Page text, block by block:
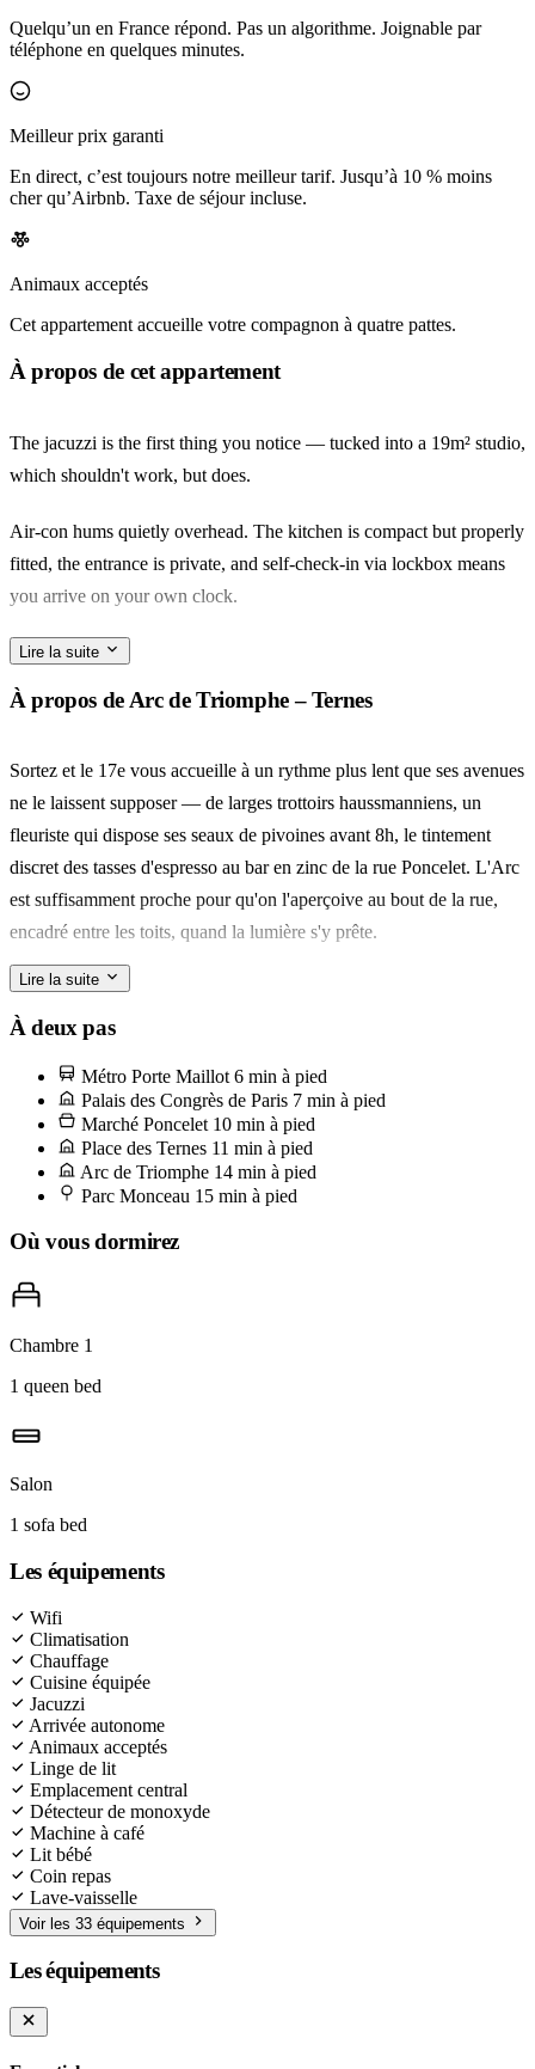
Quelqu’un en France répond. Pas un algorithme. Joignable par
téléphone en quelques minutes.
Meilleur prix garanti
En direct, c’est toujours notre meilleur tarif. Jusqu’à 10 % moins
cher qu’Airbnb. Taxe de séjour incluse.
Animaux acceptés
Cet appartement accueille votre compagnon à quatre pattes.
À propos de cet appartement
The jacuzzi is the first thing you notice — tucked into a 19m² studio,
which shouldn't work, but does.
Air-con hums quietly overhead. The kitchen is compact but properly
fitted, the entrance is private, and self-check-in via lockbox means
you arrive on your own clock.
Ternes sits just behind the Arc de Triomphe, quieter than the
Champs but still Haussmannian. Walk five minutes to Rue Poncelet,
where the morning marché stalls spill onto the pavement and the
For a couple, or a small family with a little one (there's a travel cot
for under-threes), this is a slow-Paris base. Ten minutes on foot to
the Arc, and a jacuzzi to come home to.
Lire la suite
À propos de Arc de Triomphe – Ternes
Sortez et le 17e vous accueille à un rythme plus lent que ses avenues
ne le laissent supposer — de larges trottoirs haussmanniens, un
fleuriste qui dispose ses seaux de pivoines avant 8h, le tintement
discret des tasses d'espresso au bar en zinc de la rue Poncelet. L'Arc
est suffisamment proche pour qu'on l'aperçoive au bout de la rue,
encadré entre les toits, quand la lumière s'y prête.
Cinq minutes à pied mènent au Marché Poncelet, l'artère piétonne
où le quartier fait ses courses chaque matin sauf le lundi. Arrêtez-
Comté affiné 24 mois et un Brillat-Savarin, et savourez-les à la
maison avec une bouteille choisie chez le caviste deux portes plus
loin.
Lire la suite
À deux pas
Métro Porte Maillot 6 min à pied
Palais des Congrès de Paris 7 min à pied
Marché Poncelet 10 min à pied
Place des Ternes 11 min à pied
Arc de Triomphe 14 min à pied
Parc Monceau 15 min à pied
Où vous dormirez
Chambre 1
1 queen bed
Salon
1 sofa bed
Les équipements
Wifi
Climatisation
Chauffage
Cuisine équipée
Jacuzzi
Arrivée autonome
Animaux acceptés
Linge de lit
Emplacement central
Détecteur de monoxyde
Machine à café
Lit bébé
Coin repas
Lave-vaisselle
Voir les 33 équipements
Les équipements